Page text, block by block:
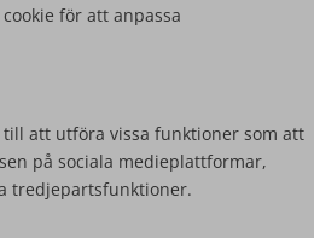
för att anpassa
att utföra vissa funktioner som att
på sociala medieplattformar,
tredjepartsfunktioner.